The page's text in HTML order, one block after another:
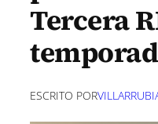
Tercera
ESCRITO POR